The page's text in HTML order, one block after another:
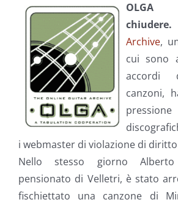
OLGA
chiudere.
Archive,
cui sono
canzoni,
i webmaster di violazione di diritto
Nello stesso giorno
pensionato di Velletri, è stato
fischiettato una canzone di